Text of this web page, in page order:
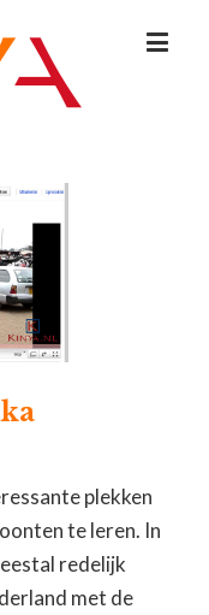
plekken
te leren. In
redelijk
met de